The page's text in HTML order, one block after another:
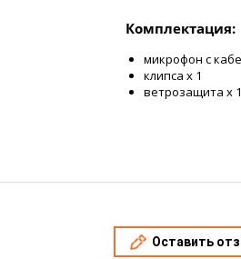
Комплектация:
микрофон с
клипса x 1
ветрозащита x 1
Оставить